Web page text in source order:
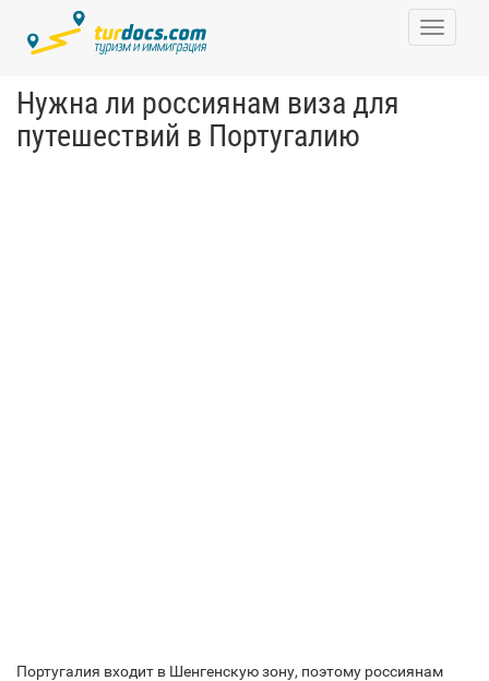
Toggle
Нужна ли россиянам виза для
путешествий в Португалию
Португалия входит в Шенгенскую зону, поэтому россиянам